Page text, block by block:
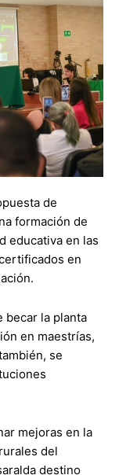
de
formación de
educativa en las
en
becar la planta
en maestrías,
se
mejoras en la
del
destino